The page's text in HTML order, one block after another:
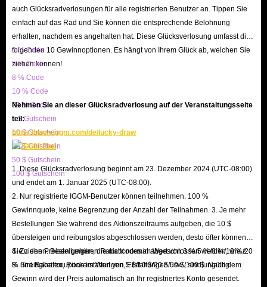
auch Glücksradverlosungen für alle registrierten Benutzer an. Tippen Sie
einfach auf das Rad und Sie können die entsprechende Belohnung
erhalten, nachdem es angehalten hat. Diese Glücksverlosung umfasst die
folgenden 10 Gewinnoptionen. Es hängt von Ihrem Glück ab, welchen Sie
ziehen können!
3 % Code
5 % Code
8 % Code
10 % Code
20 % Code
5 $ Gutschein
10 $ Gutschein
20 $ Gutschein
50 $ Gutschein
100 $ Gutschein
Nehmen Sie an dieser Glücksradverlosung auf der Veranstaltungsseite
teil:
https://www.iggm.com/de/lucky-draw
1. Diese Glücksradverlosung beginnt am 23. Dezember 2024 (UTC-08:00)
und endet am 1. Januar 2025 (UTC-08:00).
2. Nur registrierte IGGM-Benutzer können teilnehmen. 100 %
Gewinnquote, keine Begrenzung der Anzahl der Teilnahmen. 3. Je mehr
Bestellungen Sie während des Aktionszeitraums aufgeben, die 10 $
übersteigen und reibungslos abgeschlossen werden, desto öfter können
Sie ziehen. Bestellungen, die nicht normal abgeschlossen werden, wie z.
B. Streitigkeiten, Rückerstattungen, Erstattungen usw., sind ungültig.
4. Zu den Preisen gehören Rabattcodes im Wert von 3 %/5 %/8 %/10 %/20
% und Rabattcoupons im Wert von 5 $/10 $/20 $/50 $/100 $. Nach dem
Gewinn wird der Preis automatisch an Ihr registriertes Konto gesendet.